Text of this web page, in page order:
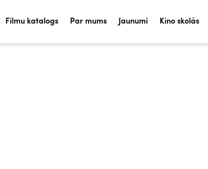
Filmu katalogs Par mums Jaunumi Kino skolās